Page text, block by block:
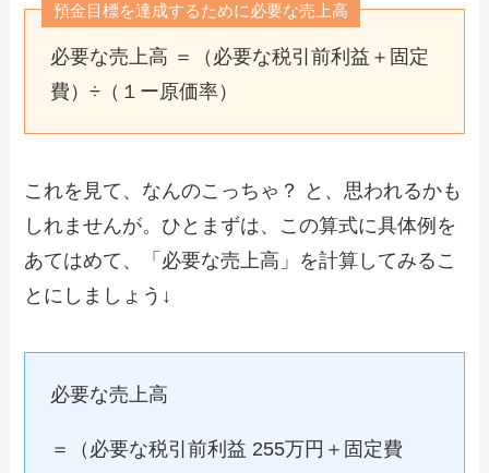
預金目標を達成するために必要な売上高
必要な売上高 ＝（必要な税引前利益＋固定
費）÷（１ー原価率）
これを見て、なんのこっちゃ？ と、思われるかも
しれませんが。ひとまずは、この算式に具体例を
あてはめて、「必要な売上高」を計算してみるこ
とにしましょう↓
必要な売上高
＝（必要な税引前利益 255万円＋固定費